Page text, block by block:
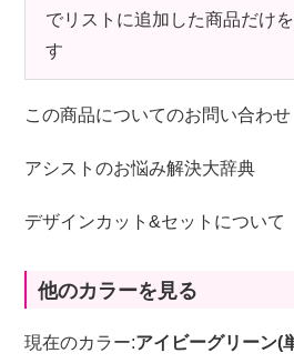
でリストに追加した商品だけ
す
この商品についてのお問い合わせ
アシストのお悩み解決大辞典
デザインカット&セットについて
他のカラーを見る
現在のカラー:アイビーグリーン(